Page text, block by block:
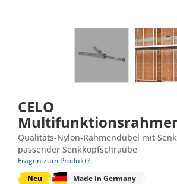
CELO
Qualitäts-Nylon-Rahmendübel mit
passender Senkkopfschraube
Fragen zum Produkt?
Neu
Made in Germany